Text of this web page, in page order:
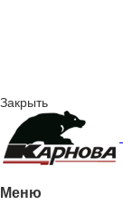
Закрыть
Меню